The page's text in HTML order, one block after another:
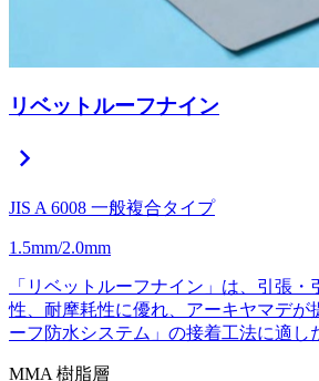
リベットルーフナイン
chevron_right
JIS A 6008 一般複合タイプ
1.5mm/2.0mm
「リベットルーフナイン」は、引張
性、耐摩耗性に優れ、アーキヤマデが
ーフ防水システム」の接着工法に適し
MMA 樹脂層